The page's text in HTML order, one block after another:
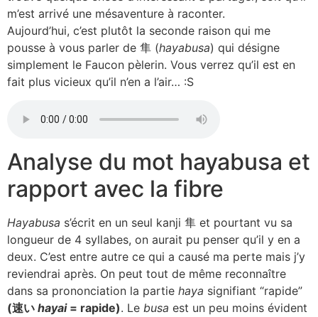
m’est arrivé une mésaventure à raconter.
Aujourd’hui, c’est plutôt la seconde raison qui me
pousse à vous parler de 隼 (hayabusa) qui désigne
simplement le Faucon pèlerin. Vous verrez qu’il est en
fait plus vicieux qu’il n’en a l’air… :S
Analyse du mot hayabusa et
rapport avec la fibre
Hayabusa s’écrit en un seul kanji 隼 et pourtant vu sa
longueur de 4 syllabes, on aurait pu penser qu’il y en a
deux. C’est entre autre ce qui a causé ma perte mais j’y
reviendrai après. On peut tout de même reconnaître
dans sa prononciation la partie haya signifiant “rapide”
(速い hayai= rapide). Le busa est un peu moins évident